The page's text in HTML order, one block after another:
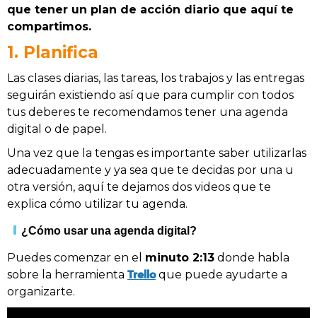
que tener un plan de acción diario que aquí te
compartimos.
1. Planifica
Las clases diarias, las tareas, los trabajos y las entregas
seguirán existiendo así que para cumplir con todos
tus deberes te recomendamos tener una agenda
digital o de papel.
Una vez que la tengas es importante saber utilizarlas
adecuadamente y ya sea que te decidas por una u
otra versión, aquí te dejamos dos videos que te
explica cómo utilizar tu agenda.
¿Cómo usar una agenda digital?
Puedes comenzar en el minuto 2:13 donde habla
sobre la herramienta Trelloque puede ayudarte a
organizarte.